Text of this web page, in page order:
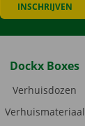
INSCHRIJVEN
Dockx Boxes
Verhuisdozen
Verhuismateriaal